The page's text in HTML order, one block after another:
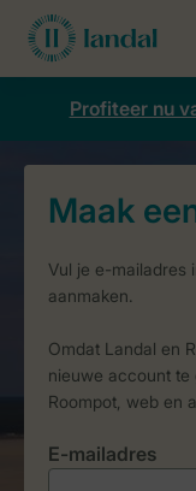
Profiteer nu
E-mailadres